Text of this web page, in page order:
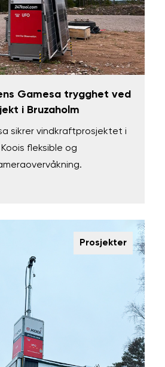
Gamesa trygghet ved
i Bruzaholm
sikrer vindkraftprosjektet i
fleksible og
Prosjekter